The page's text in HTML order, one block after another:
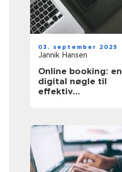
03. september 2025
Jannik Hansen
Online booking: en
digital nøgle til
effektiv